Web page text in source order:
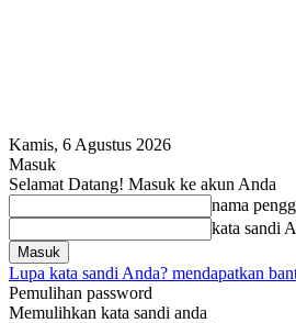
Kamis, 6 Agustus 2026
Masuk
Selamat Datang! Masuk ke akun Anda
nama
kata sandi
Lupa kata sandi Anda? mendapatkan
Pemulihan password
Memulihkan kata sandi anda